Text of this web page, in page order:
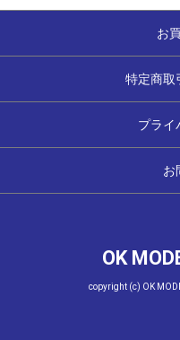
お
特定商取
プライ
お
OK
copyright (c) OK